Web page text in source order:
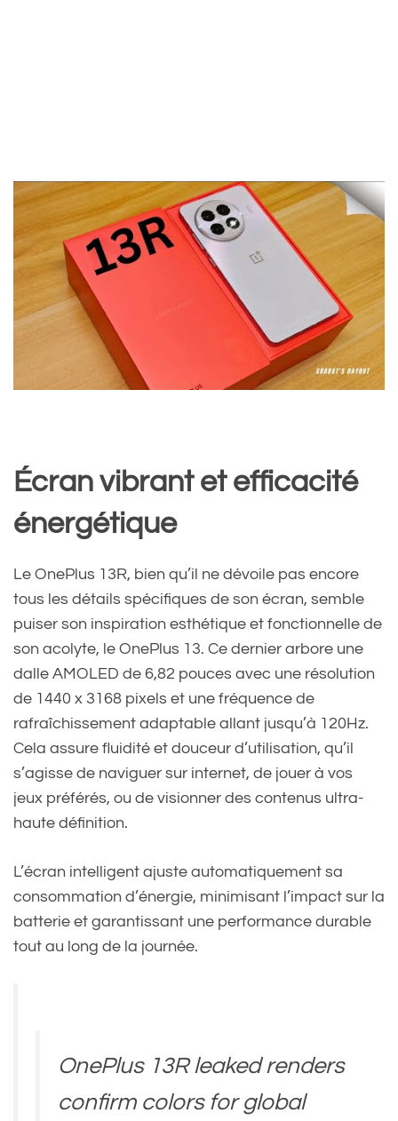
Écran vibrant et efficacité
énergétique
Le OnePlus 13R, bien qu’il ne dévoile pas encore
tous les détails spécifiques de son écran, semble
puiser son inspiration esthétique et fonctionnelle de
son acolyte, le OnePlus 13. Ce dernier arbore une
dalle AMOLED de 6,82 pouces avec une résolution
de 1440 x 3168 pixels et une fréquence de
rafraîchissement adaptable allant jusqu’à 120Hz.
Cela assure fluidité et douceur d’utilisation, qu’il
s’agisse de naviguer sur internet, de jouer à vos
jeux préférés, ou de visionner des contenus ultra-
haute définition.
L’écran intelligent ajuste automatiquement sa
consommation d’énergie, minimisant l’impact sur la
batterie et garantissant une performance durable
tout au long de la journée.
OnePlus 13R leaked renders
confirm colors for global